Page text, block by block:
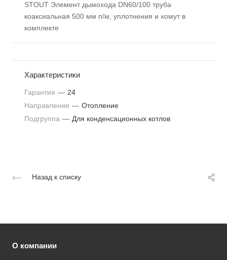
STOUT Элемент дымохода DN60/100 труба
коаксиальная 500 мм п/м, уплотнения и хомут в
комплекте
Характеристики
Гарантия — 24
Направление — Отопление
Подгруппа — Для конденсационных котлов
Назад к списку
О компании